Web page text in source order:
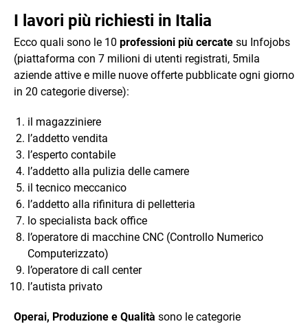
I lavori più richiesti in Italia
Ecco quali sono le 10 professioni più cercate su Infojobs
(piattaforma con 7 milioni di utenti registrati, 5mila
aziende attive e mille nuove offerte pubblicate ogni giorno
in 20 categorie diverse):
il magazziniere
l’addetto vendita
l’esperto contabile
l’addetto alla pulizia delle camere
il tecnico meccanico
l’addetto alla rifinitura di pelletteria
lo specialista back office
l’operatore di macchine CNC (Controllo Numerico
Computerizzato)
l’operatore di call center
l’autista privato
Operai, Produzione e Qualità sono le categorie